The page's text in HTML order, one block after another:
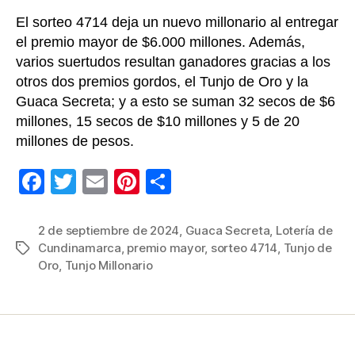
2
El sorteo 4714 deja un nuevo millonario al entregar
el premio mayor de $6.000 millones. Además,
varios suertudos resultan ganadores gracias a los
otros dos premios gordos, el Tunjo de Oro y la
Guaca Secreta; y a esto se suman 32 secos de $6
millones, 15 secos de $10 millones y 5 de 20
millones de pesos.
F
c
e
o
T
tt
er
E
ail
Pi
er
e
m
p
tir
Etiquetas
2 de septiembre de 2024, Guaca Secreta, Lotería de
Cundinamarca, premio mayor, sorteo 4714, Tunjo de
Oro, Tunjo Millonario